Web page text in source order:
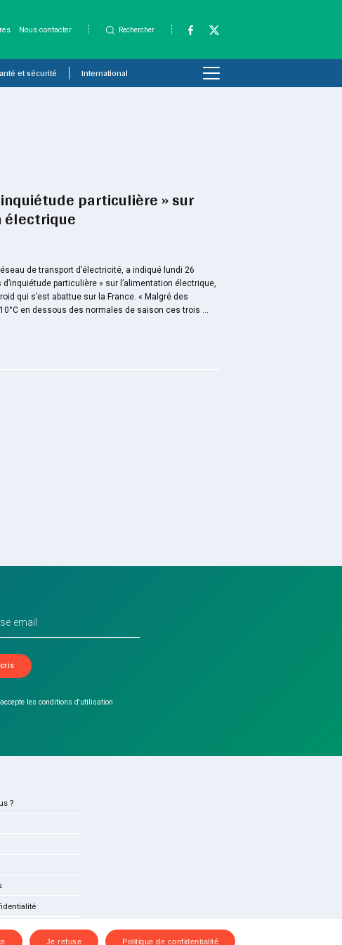
Nous contacter Rechercher
et sécurité International
particulière » sur
électrique
de transport d’électricité, a indiqué lundi 26
d’inquiétude particulière » sur l’alimentation électrique,
qui s’est abattue sur la France. « Malgré des
en dessous des normales de saison ces trois ...
les conditions d'utilisation
?
Je refuse Politique de confidentialité